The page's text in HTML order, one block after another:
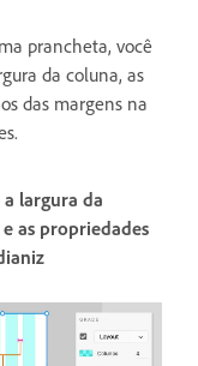
prancheta, você
da coluna, as
das margens na
largura da
as propriedades